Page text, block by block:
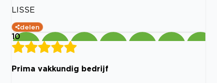
LISSE
delen
10
Prima vakkundig bedrijf